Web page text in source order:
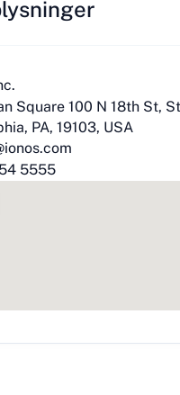
Square 100 N 18th St,
PA, 19103, USA
5555